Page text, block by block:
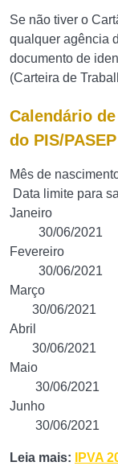
Se não tiver o
qualquer agência
documento de
(Carteira de
Calendário
do PIS/PASEP
Mês de
Data limite para
30/06/2021
30/06/2021
30/06/2021
Abril
30/06/2021
Maio
30/06/2021
30/06/2021
Leia mais:
IPVA